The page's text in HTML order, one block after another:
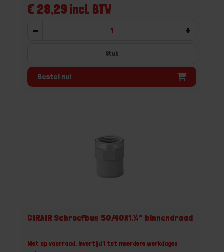
€ 28,29 incl. BTW
- +
Stuk
Bestel nu!
GIRAIR Schroefbus 50/40X1.¼" binnendraad
Niet op voorraad, levertijd 1 tot meerdere werkdagen